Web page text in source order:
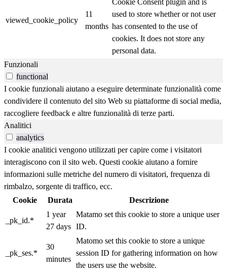
viewed_cookie_policy
11
months
Cookie Consent plugin and is
used to store whether or not user
has consented to the use of
cookies. It does not store any
personal data.
Funzionali
functional
I cookie funzionali aiutano a eseguire determinate funzionalità come
condividere il contenuto del sito Web su piattaforme di social media,
raccogliere feedback e altre funzionalità di terze parti.
Analitici
analytics
I cookie analitici vengono utilizzati per capire come i visitatori
interagiscono con il sito web. Questi cookie aiutano a fornire
informazioni sulle metriche del numero di visitatori, frequenza di
rimbalzo, sorgente di traffico, ecc.
Cookie
Durata Descrizione
_pk_id.*
1 year
27 days
Matamo set this cookie to store a unique user
ID.
_pk_ses.*
30
minutes
Matomo set this cookie to store a unique
session ID for gathering information on how
the users use the website.